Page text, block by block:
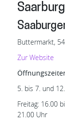
Saarburg
Buttermarkt,
Zur Website
5. bis 7. und
Freitag: 16.00
21.00 Uhr